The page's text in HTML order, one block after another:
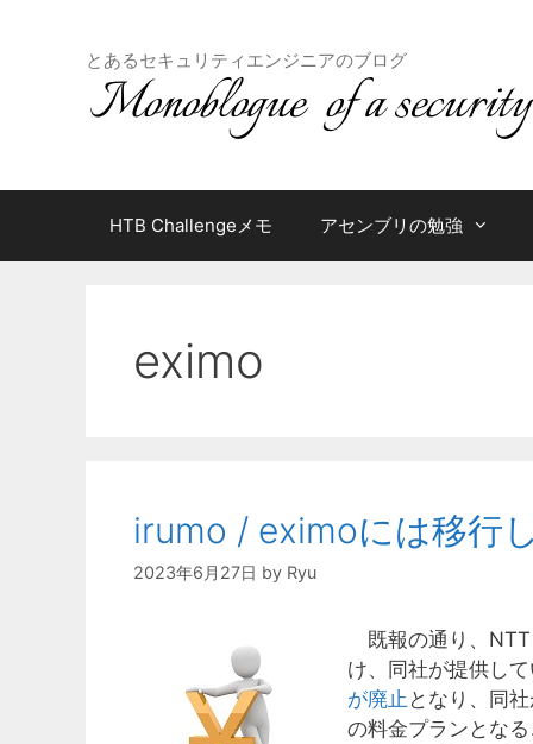
ス
とあるセキュリティエンジニアのブログ
HTB Challengeメモ アセンブリの勉強
eximo
irumo / eximoには移行
2023年6月27日 by Ryu
既報の通り、NTT
け、同社が提供し
が廃止 となり、同
の料金プランとな